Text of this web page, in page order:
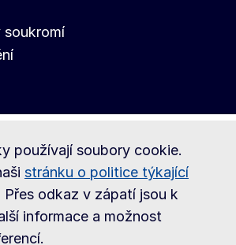
používají soubory cookie.
stránku o politice týkající
Přes odkaz v zápatí jsou k
informace a možnost
soukromí